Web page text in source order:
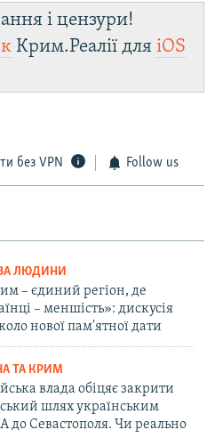
і цензури!
Крим.Реалії для iOS
без VPN Follow us
ЛЮДИНИ
– єдиний регіон, де
– меншість»: дискусія
нової пам'ятної дати
ТА КРИМ
влада обіцяє закрити
шлях українським
до Севастополя. Чи реально